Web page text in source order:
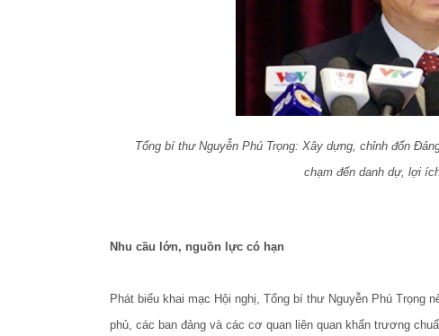
Tổng bí thư Nguyễn Phú Trọng: Xây dựng, chỉnh đốn
chạm đến danh dự, lợi
Nhu cầu lớn, nguồn lực có hạn
Phát biểu khai mạc Hội nghị, Tổng bí thư Nguyễn Phú Trọng
phủ, các ban đảng và các cơ quan liên quan khẩn trương